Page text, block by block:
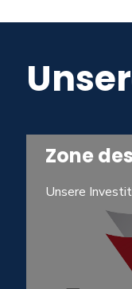
Zone
Unsere